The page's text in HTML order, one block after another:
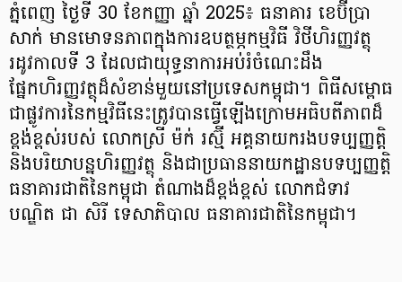
ភ្នំពេញ ថ្ងៃទី 30 ខែកញ្ញា ឆ្នាំ 2025៖ ធនាគារ ខេប៊ីប្រា
សាក់ មានមោទនភាពក្នុងការឧបត្ថម្ភកម្មវិធី វិថីហិរញ្ញវត្ថុ
រដូវកាលទី 3 ដែលជាយុទ្ធនាការអប់រំចំណេះដឹង
ផ្នែកហិរញ្ញវត្ថុដ៏សំខាន់មួយនៅប្រទេសកម្ពុជា។ ពិធីសម្ពោធ
ជាផ្លូវការនៃកម្មវិធីនេះត្រូវបានធ្វើឡើងក្រោមអធិបតីភាពដ៏
ខ្ពង់ខ្ពស់របស់ លោកស្រី ម៉ក់ រស្ម៊ី អគ្គនាយករងបទប្បញ្ញត្តិ
និងបរិយាបន្នហិរញ្ញវត្ថុ និងជាប្រធាននាយកដ្ឋានបទប្បញ្ញត្តិ
ធនាគារជាតិនៃកម្ពុជា តំណាងដ៏ខ្ពង់ខ្ពស់ លោកជំទាវ
បណ្ឌិត ជា សិរី ទេសាភិបាល ធនាគារជាតិនៃកម្ពុជា។